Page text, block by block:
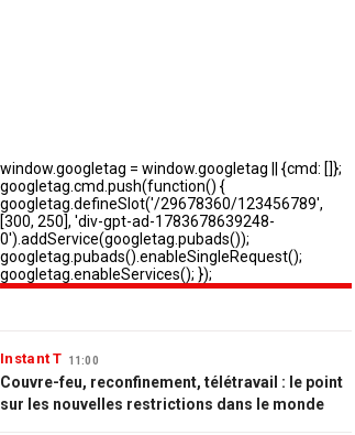
Instant T 11:00
Couvre-feu, reconfinement, télétravail : le point
sur les nouvelles restrictions dans le monde